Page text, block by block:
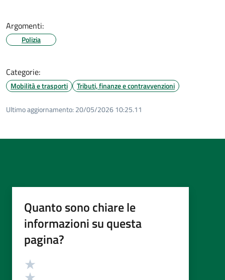
Argomenti:
Polizia
Categorie:
Mobilità e trasporti Tributi, finanze e contravvenzioni
Ultimo aggiornamento: 20/05/2026 10:25.11
Quanto sono chiare le
informazioni su questa
pagina?
Valutazione